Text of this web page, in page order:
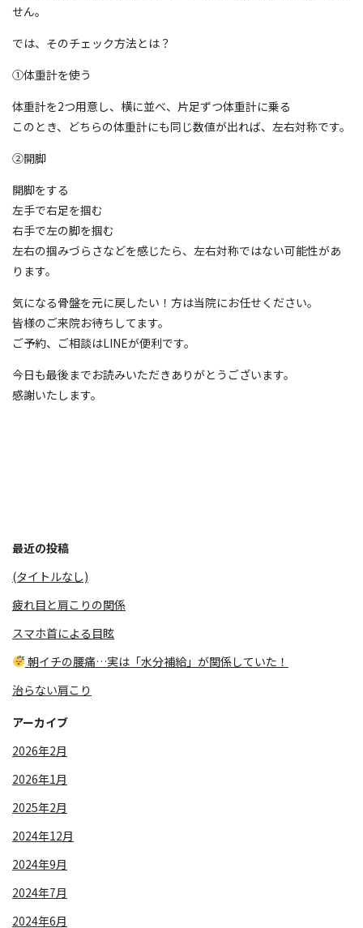
せん。
では、そのチェック方法とは？
①体重計を使う
体重計を2つ用意し、横に並べ、片足ずつ体重計に乗る
このとき、どちらの体重計にも同じ数値が出れば、左右対称です。
②開脚
開脚をする
左手で右足を掴む
右手で左の脚を掴む
左右の掴みづらさなどを感じたら、左右対称ではない可能性があ
ります。
気になる骨盤を元に戻したい！方は当院にお任せください。
皆様のご来院お待ちしてます。
ご予約、ご相談はLINEが便利です。
今日も最後までお読みいただきありがとうございます。
感謝いたします。
最近の投稿
(タイトルなし)
疲れ目と肩こりの関係
スマホ首による目眩
朝イチの腰痛…実は「水分補給」が関係していた！
治らない肩こり
アーカイブ
2026年2月
2026年1月
2025年2月
2024年12月
2024年9月
2024年7月
2024年6月